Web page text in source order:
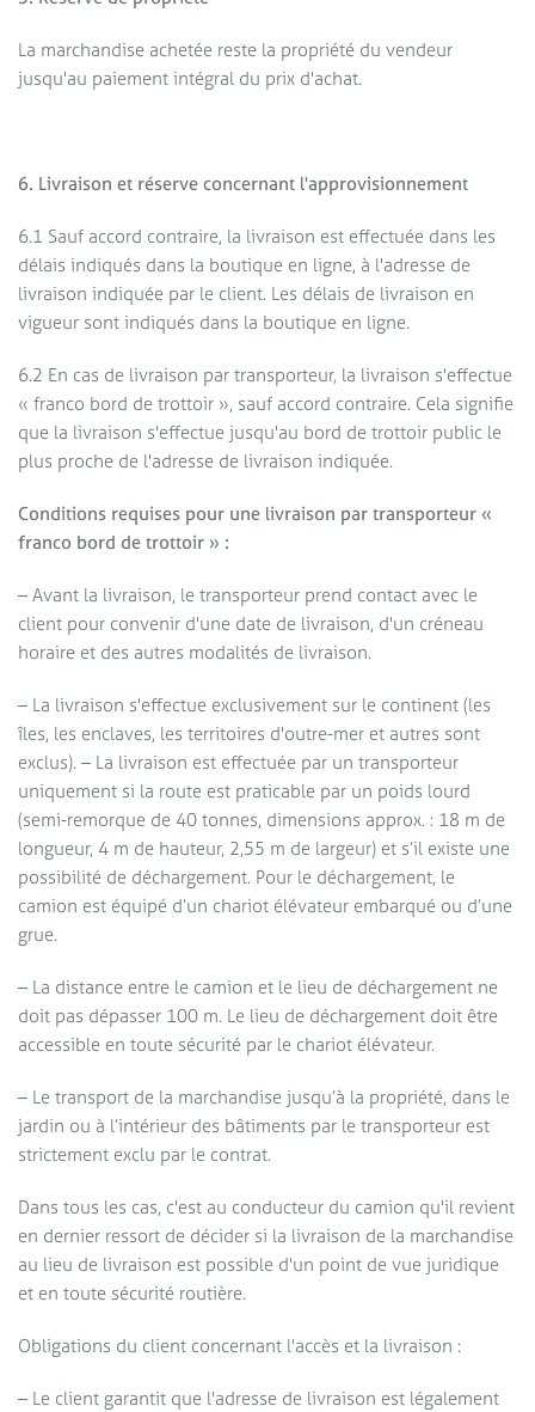
La marchandise achetée reste la propriété du vendeur
jusqu'au paiement intégral du prix d'achat.
6. Livraison et réserve concernant l'approvisionnement
6.1 Sauf accord contraire, la livraison est effectuée dans les
délais indiqués dans la boutique en ligne, à l'adresse de
livraison indiquée par le client. Les délais de livraison en
vigueur sont indiqués dans la boutique en ligne.
6.2 En cas de livraison par transporteur, la livraison s'effectue
« franco bord de trottoir », sauf accord contraire. Cela signifie
que la livraison s'effectue jusqu'au bord de trottoir public le
plus proche de l'adresse de livraison indiquée.
Conditions requises pour une livraison par transporteur «
franco bord de trottoir » :
– Avant la livraison, le transporteur prend contact avec le
client pour convenir d'une date de livraison, d'un créneau
horaire et des autres modalités de livraison.
– La livraison s'effectue exclusivement sur le continent (les
îles, les enclaves, les territoires d'outre-mer et autres sont
exclus). – La livraison est effectuée par un transporteur
uniquement si la route est praticable par un poids lourd
(semi-remorque de 40 tonnes, dimensions approx. : 18 m de
longueur, 4 m de hauteur, 2,55 m de largeur) et s’il existe une
possibilité de déchargement. Pour le déchargement, le
camion est équipé d’un chariot élévateur embarqué ou d’une
grue.
– La distance entre le camion et le lieu de déchargement ne
doit pas dépasser 100 m. Le lieu de déchargement doit être
accessible en toute sécurité par le chariot élévateur.
– Le transport de la marchandise jusqu’à la propriété, dans le
jardin ou à l’intérieur des bâtiments par le transporteur est
strictement exclu par le contrat.
Dans tous les cas, c'est au conducteur du camion qu'il revient
en dernier ressort de décider si la livraison de la marchandise
au lieu de livraison est possible d'un point de vue juridique
et en toute sécurité routière.
Obligations du client concernant l'accès et la livraison :
– Le client garantit que l'adresse de livraison est légalement